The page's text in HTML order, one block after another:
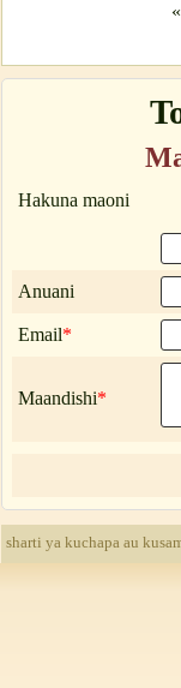
«
Hakuna maoni
Anuani
Email*
Maandishi*
sharti ya kuchapa au